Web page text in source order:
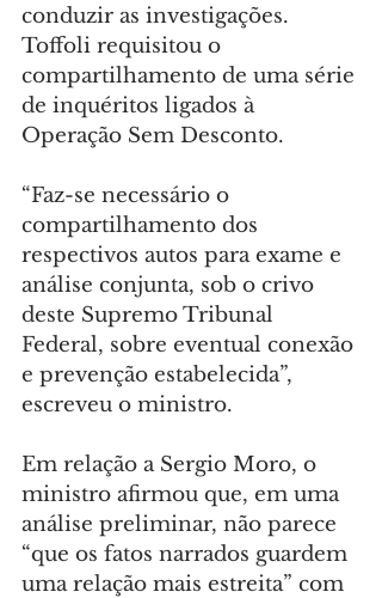
conduzir as investigações.
Toffoli requisitou o
compartilhamento de uma série
de inquéritos ligados à
Operação Sem Desconto.
“Faz-se necessário o
compartilhamento dos
respectivos autos para exame e
análise conjunta, sob o crivo
deste Supremo Tribunal
Federal, sobre eventual conexão
e prevenção estabelecida”,
escreveu o ministro.
Em relação a Sergio Moro, o
ministro afirmou que, em uma
análise preliminar, não parece
“que os fatos narrados guardem
uma relação mais estreita” com